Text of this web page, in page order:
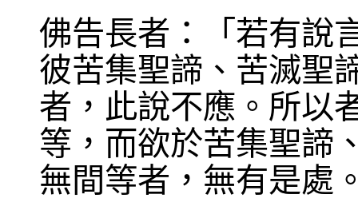
佛告長者：「若有說
彼苦集聖諦、苦滅聖
者，此說不應。所以
等，而欲於苦集聖諦
無間等者，無有是處